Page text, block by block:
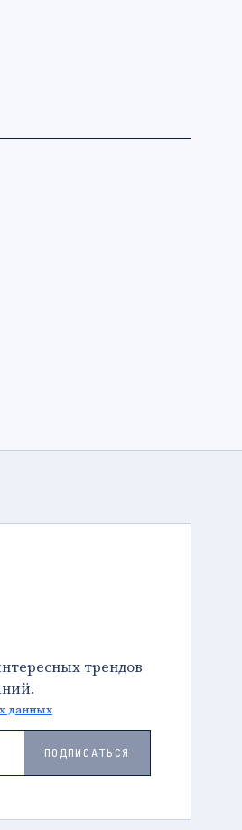
трендов
данных
ПОДПИСАТЬСЯ